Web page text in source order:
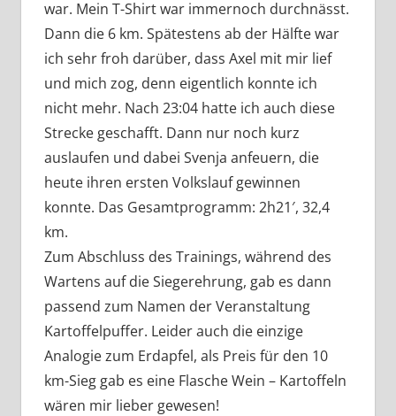
war. Mein T-Shirt war immernoch durchnässt.
Dann die 6 km. Spätestens ab der Hälfte war
ich sehr froh darüber, dass Axel mit mir lief
und mich zog, denn eigentlich konnte ich
nicht mehr. Nach 23:04 hatte ich auch diese
Strecke geschafft. Dann nur noch kurz
auslaufen und dabei Svenja anfeuern, die
heute ihren ersten Volkslauf gewinnen
konnte. Das Gesamtprogramm: 2h21′, 32,4
km.
Zum Abschluss des Trainings, während des
Wartens auf die Siegerehrung, gab es dann
passend zum Namen der Veranstaltung
Kartoffelpuffer. Leider auch die einzige
Analogie zum Erdapfel, als Preis für den 10
km-Sieg gab es eine Flasche Wein – Kartoffeln
wären mir lieber gewesen!